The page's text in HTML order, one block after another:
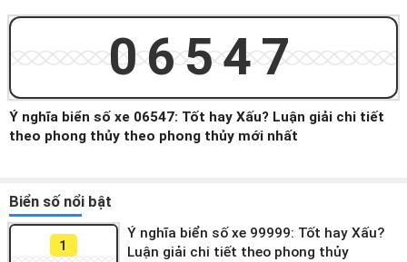
06547
Ý nghĩa biển số xe 06547: Tốt hay Xấu? Luận giải chi tiết
theo phong thủy theo phong thủy mới nhất
Biển số nổi bật
1
Ý nghĩa biển số xe 99999: Tốt hay Xấu?
Luận giải chi tiết theo phong thủy